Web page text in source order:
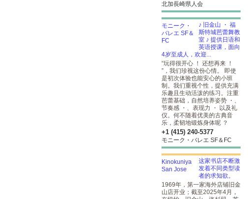
北加長崎県人会
♪ 旧金山 ・ 福
斯特城芭蕾舞教
室 ♪ 提供日语和
英语授课，面向
4岁至成人，欢迎...
“玩得很开心 ！ 还想再来 ！
”，我们珍视这份心情。 即使
是初次体验也能安心的小班
制。我们重视个性，提供充满
乐趣且生动活泼的练习。注重
芭蕾基础，自然培养姿势 ・、
节奏感 ・、表现力 ・ 以及礼
仪。何不随着优美的古典音
乐，柔韧地锻炼身体呢 ？
+1 (415) 240-5377
モニーク・バレエ SF＆FC
这家书店不断激
发着不同类型读
者的求知欲。
1969年，第一家海外店铺旧金
山店开业；截至2025年4月，